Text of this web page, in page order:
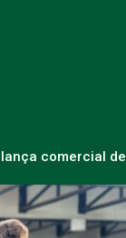
comercial de